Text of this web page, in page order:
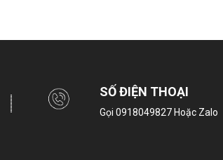
SỐ ĐIỆN THOẠI
Gọi 0918049827 Hoặc Zalo